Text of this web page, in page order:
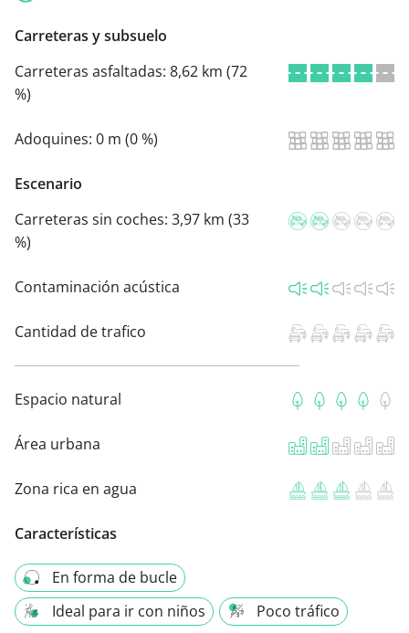
Carreteras y subsuelo
Carreteras asfaltadas: 8,62 km (72
%)
Adoquines: 0 m (0 %)
Escenario
Carreteras sin coches: 3,97 km (33
%)
Contaminación acústica
Cantidad de trafico
Espacio natural
Área urbana
Zona rica en agua
Características
En forma de bucle
Ideal para ir con niños
Poco tráfico